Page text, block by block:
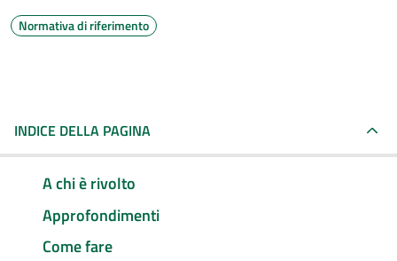
Normativa di riferimento
INDICE DELLA PAGINA
A chi è rivolto
Approfondimenti
Come fare